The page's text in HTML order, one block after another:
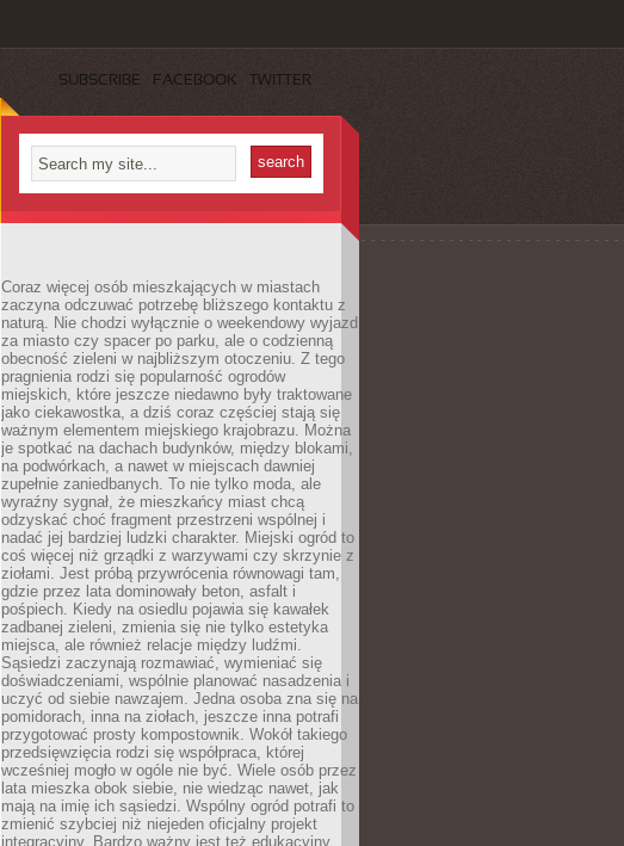
SUBSCRIBE FACEBOOK TWITTER
Coraz więcej osób mieszkających w miastach
zaczyna odczuwać potrzebę bliższego kontaktu z
naturą. Nie chodzi wyłącznie o weekendowy wyjazd
za miasto czy spacer po parku, ale o codzienną
obecność zieleni w najbliższym otoczeniu. Z tego
pragnienia rodzi się popularność ogrodów
miejskich, które jeszcze niedawno były traktowane
jako ciekawostka, a dziś coraz częściej stają się
ważnym elementem miejskiego krajobrazu. Można
je spotkać na dachach budynków, między blokami,
na podwórkach, a nawet w miejscach dawniej
zupełnie zaniedbanych. To nie tylko moda, ale
wyraźny sygnał, że mieszkańcy miast chcą
odzyskać choć fragment przestrzeni wspólnej i
nadać jej bardziej ludzki charakter. Miejski ogród to
coś więcej niż grządki z warzywami czy skrzynie z
ziołami. Jest próbą przywrócenia równowagi tam,
gdzie przez lata dominowały beton, asfalt i
pośpiech. Kiedy na osiedlu pojawia się kawałek
zadbanej zieleni, zmienia się nie tylko estetyka
miejsca, ale również relacje między ludźmi.
Sąsiedzi zaczynają rozmawiać, wymieniać się
doświadczeniami, wspólnie planować nasadzenia i
uczyć od siebie nawzajem. Jedna osoba zna się na
pomidorach, inna na ziołach, jeszcze inna potrafi
przygotować prosty kompostownik. Wokół takiego
przedsięwzięcia rodzi się współpraca, której
wcześniej mogło w ogóle nie być. Wiele osób przez
lata mieszka obok siebie, nie wiedząc nawet, jak
mają na imię ich sąsiedzi. Wspólny ogród potrafi to
zmienić szybciej niż niejeden oficjalny projekt
integracyjny. Bardzo ważny jest też edukacyjny